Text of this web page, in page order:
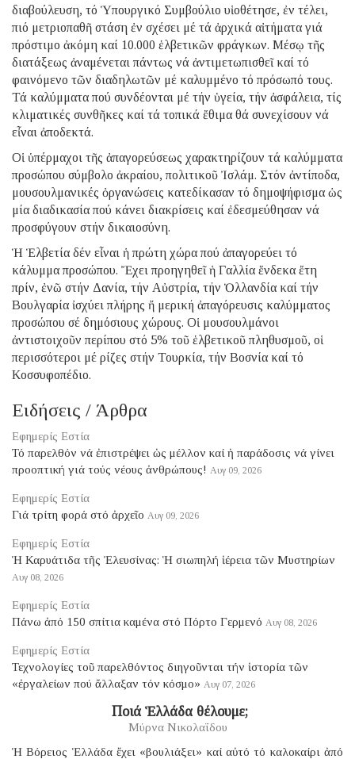
διαβούλευση, τό Ὑπουργικό Συμβούλιο υἱοθέτησε, ἐν τέλει,
πιό μετριοπαθῆ στάση ἐν σχέσει μέ τά ἀρχικά αἰτήματα γιά
πρόστιμο ἀκόμη καί 10.000 ἑλβετικῶν φράγκων. Μέσῳ τῆς
διατάξεως ἀναμένεται πάντως νά ἀντιμετωπισθεῖ καί τό
φαινόμενο τῶν διαδηλωτῶν μέ καλυμμένο τό πρόσωπό τους.
Τά καλύμματα πού συνδέονται μέ τήν ὑγεία, τήν ἀσφάλεια, τίς
κλιματικές συνθῆκες καί τά τοπικά ἔθιμα θά συνεχίσουν νά
εἶναι ἀποδεκτά.
Οἱ ὑπέρμαχοι τῆς ἀπαγορεύσεως χαρακτηρίζουν τά καλύμματα
προσώπου σύμβολο ἀκραίου, πολιτικοῦ Ἰσλάμ. Στόν ἀντίποδα,
μουσουλμανικές ὀργανώσεις κατεδίκασαν τό δημοψήφισμα ὡς
μία διαδικασία πού κάνει διακρίσεις καί ἐδεσμεύθησαν νά
προσφύγουν στήν δικαιοσύνη.
Ἡ Ἑλβετία δέν εἶναι ἡ πρώτη χώρα πού ἀπαγορεύει τό
κάλυμμα προσώπου. Ἔχει προηγηθεῖ ἡ Γαλλία ἕνδεκα ἔτη
πρίν, ἐνῶ στήν Δανία, τήν Αὐστρία, τήν Ὁλλανδία καί τήν
Βουλγαρία ἰσχύει πλήρης ἤ μερική ἀπαγόρευσις καλύμματος
προσώπου σέ δημόσιους χώρους. Οἱ μουσουλμάνοι
ἀντιστοιχοῦν περίπου στό 5% τοῦ ἑλβετικοῦ πληθυσμοῦ, οἱ
περισσότεροι μέ ρίζες στήν Τουρκία, τήν Βοσνία καί τό
Κοσσυφοπέδιο.
Ειδήσεις / Άρθρα
Εφημερίς Εστία
Τό παρελθόν νά ἐπιστρέψει ὡς μέλλον καί ἡ παράδοσις νά γίνει
προοπτική γιά τούς νέους ἀνθρώπους! Αυγ 09, 2026
Εφημερίς Εστία
Γιά τρίτη φορά στό ἀρχεῖο Αυγ 09, 2026
Εφημερίς Εστία
Ἡ Καρυάτιδα τῆς Ἐλευσίνας: Ἡ σιωπηλή ἱέρεια τῶν Μυστηρίων
Αυγ 08, 2026
Εφημερίς Εστία
Πάνω ἀπό 150 σπίτια καμένα στό Πόρτο Γερμενό Αυγ 08, 2026
Εφημερίς Εστία
Τεχνολογίες τοῦ παρελθόντος διηγοῦνται τήν ἱστορία τῶν
«ἐργαλείων πού ἄλλαξαν τόν κόσμο» Αυγ 07, 2026
​ Ποιά Ἑλλάδα θέλουμε;
Μύρνα Νικολαΐδου
Ἡ Βόρειος Ἑλλάδα ἔχει «βουλιάξει» καί αὐτό τό καλοκαίρι ἀπό